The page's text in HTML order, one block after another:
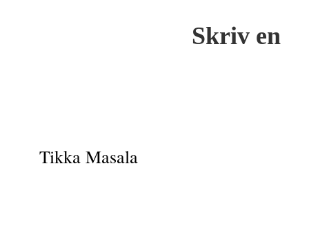
Tikka Masala
Skriv en